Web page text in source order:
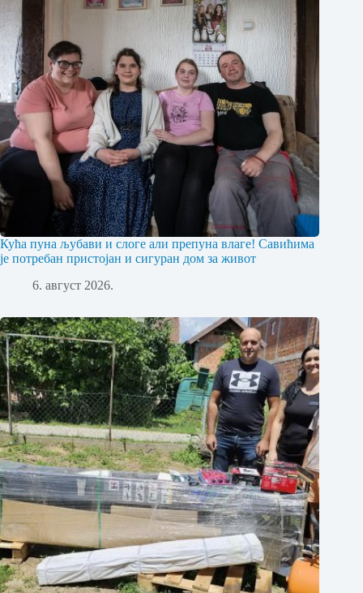
Кућа пуна љубави и слоге али препуна влаге! Савићима
је потребан пристојан и сигуран дом за живот
6. август 2026.